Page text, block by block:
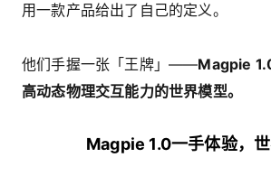
用一款产品给出了自己的定义。
他们手握一张「王牌」——Magpie
高动态物理交互能力的世界模型。
Magpie 1.0一手体验，